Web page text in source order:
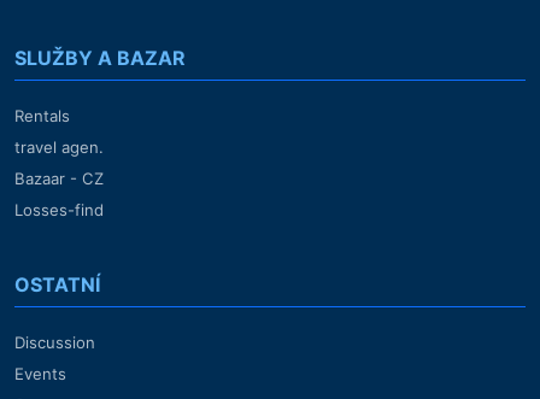
SLUŽBY A BAZAR
Rentals
travel agen.
Bazaar - CZ
Losses-find
OSTATNÍ
Discussion
Events